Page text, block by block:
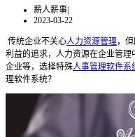
薪人薪事|
2023-03-22
传统企业不关心人力资源管理，
利益的追求，人力资源在企业管
企业等，选择特殊人事管理软件系
理软件系统？